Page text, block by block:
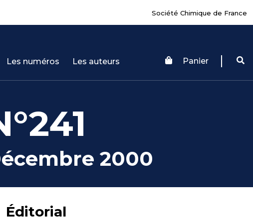
Société Chimique de France
Les numéros Les auteurs Panier
2000
Éditorial